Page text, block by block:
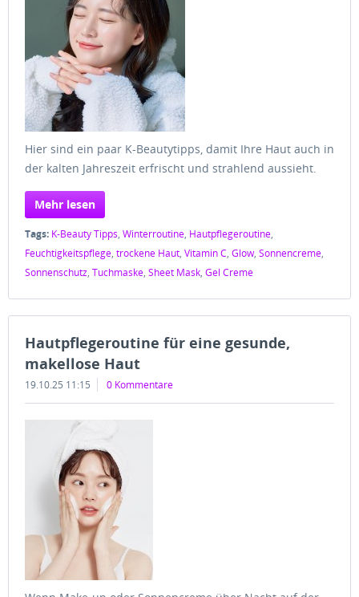
Hier sind ein paar K-Beautytipps, damit Ihre Haut auch in
der kalten Jahreszeit erfrischt und strahlend aussieht.
Mehr lesen
Tags: K-Beauty Tipps, Winterroutine, Hautpflegeroutine,
Feuchtigkeitspflege, trockene Haut, Vitamin C, Glow, Sonnencreme,
Sonnenschutz, Tuchmaske, Sheet Mask, Gel Creme
Hautpflegeroutine für eine gesunde,
makellose Haut
19.10.25 11:15 0 Kommentare